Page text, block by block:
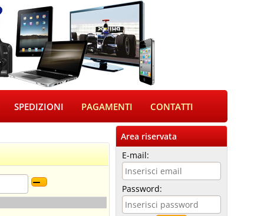
SPEDIZIONI PAGAMENTI CONTATTI
Area riservata
E-mail:
Password: